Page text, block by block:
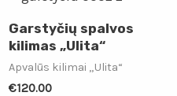
Garstyčių spalvos
kilimas „Ulita“
Apvalūs kilimai „Ulita“
€120.00